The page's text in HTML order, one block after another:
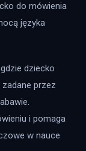
do mówienia
języka
dziecko
przez
i pomaga
w nauce